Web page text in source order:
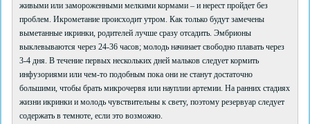
живыми или замороженными мелкими кормами – и нерест пройдет без
проблем. Икрометание происходит утром. Как только будут замечены
выметанные икринки, родителей лучше сразу отсадить. Эмбрионы
выклевываются через 24-36 часов; молодь начинает свободно плавать через
3-4 дня. В течение первых нескольких дней мальков следует кормить
инфузориями или чем-то подобным пока они не станут достаточно
большими, чтобы брать микрочервя или науплии артемии. На ранних стадиях
жизни икринки и молодь чувствительны к свету, поэтому резервуар следует
содержать в темноте, если это возможно.